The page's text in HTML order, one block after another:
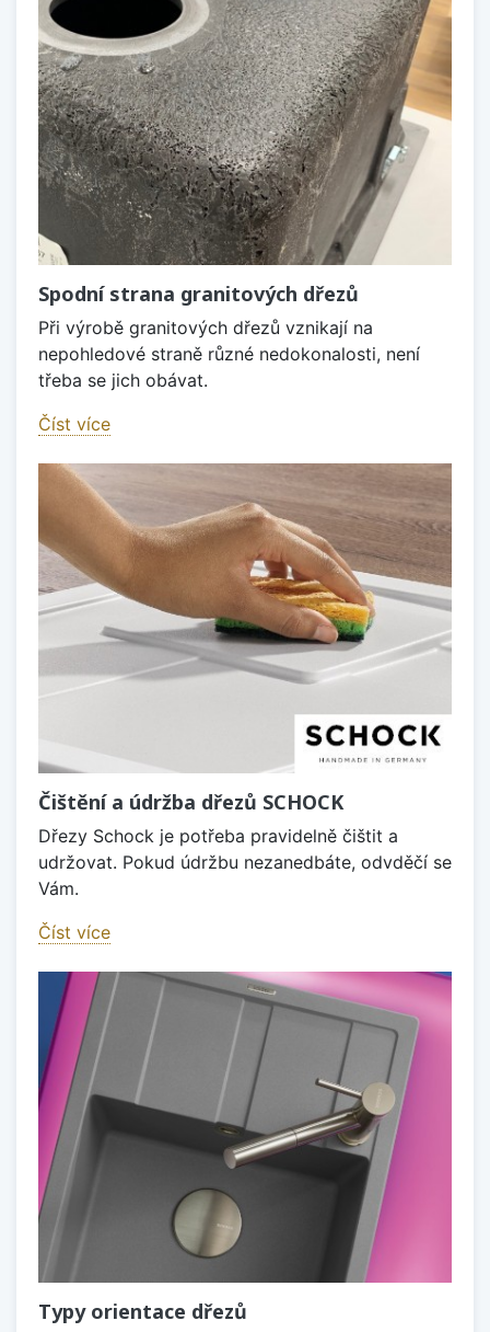
Spodní strana granitových dřezů
Při výrobě granitových dřezů vznikají na
nepohledové straně různé nedokonalosti, není
třeba se jich obávat.
Číst více
Čištění a údržba dřezů SCHOCK
Dřezy Schock je potřeba pravidelně čištit a
udržovat. Pokud údržbu nezanedbáte, odvděčí se
Vám.
Číst více
Typy orientace dřezů